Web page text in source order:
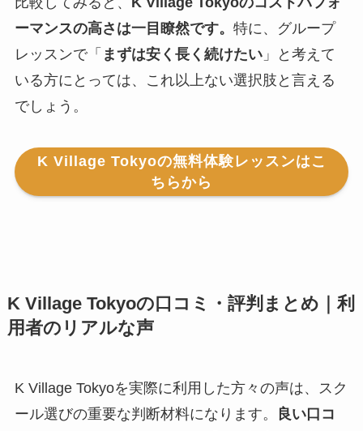
ーマンスの高さは一目瞭然です。 特に、グループ
レッスンで「 まずは安く長く続けたい」と考えて
いる方にとっては、これ以上ない選択肢と言える
でしょう。
K Village Tokyoの無料体験レッスンはこ
ちらから
K Village Tokyoの口コミ・評判まとめ｜利
用者のリアルな声
K Village Tokyoを実際に利用した方々の声は、スク
ール選びの重要な判断材料になります。
良い口コ